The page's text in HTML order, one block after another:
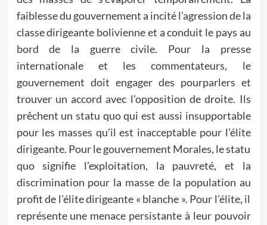
faiblesse du gouvernement a incité l’agression de la
classe dirigeante bolivienne et a conduit le pays au
bord de la guerre civile. Pour la presse
internationale et les commentateurs, le
gouvernement doit engager des pourparlers et
trouver un accord avec l’opposition de droite. Ils
prêchent un statu quo qui est aussi insupportable
pour les masses qu’il est inacceptable pour l’élite
dirigeante. Pour le gouvernement Morales, le statu
quo signifie l’exploitation, la pauvreté, et la
discrimination pour la masse de la population au
profit de l’élite dirigeante « blanche ». Pour l’élite, il
représente une menace persistante à leur pouvoir